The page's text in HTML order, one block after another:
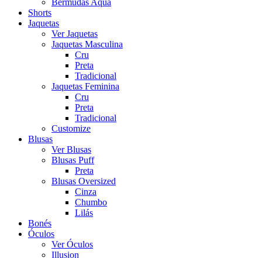
Bermudas Aqua
Shorts
Jaquetas
Ver Jaquetas
Jaquetas Masculina
Cru
Preta
Tradicional
Jaquetas Feminina
Cru
Preta
Tradicional
Customize
Blusas
Ver Blusas
Blusas Puff
Preta
Blusas Oversized
Cinza
Chumbo
Lilás
Bonés
Óculos
Ver Óculos
Illusion